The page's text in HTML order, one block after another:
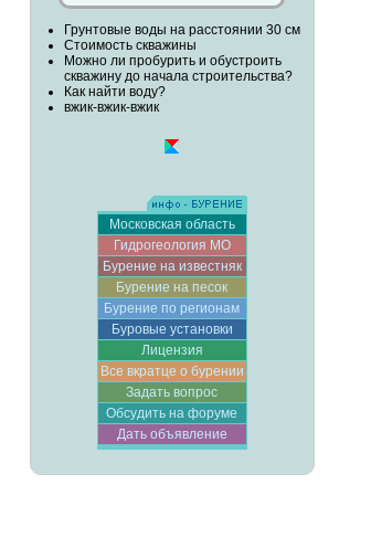
Грунтовые воды на расстоянии 30 см
Стоимость скважины
Можно ли пробурить и обустроить
скважину до начала строительства?
Как найти воду?
вжик-вжик-вжик
Московская область
Гидрогеология МО
Бурение на известняк
Бурение на песок
Бурение по регионам
Буровые установки
Лицензия
Все вкратце о бурении
Задать вопрос
Обсудить на форуме
Дать объявление